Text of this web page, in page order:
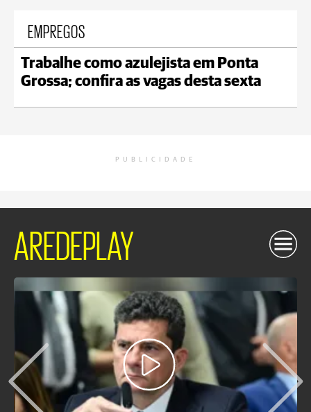
EMPREGOS
Trabalhe como azulejista em Ponta
Grossa; confira as vagas desta sexta
PUBLICIDADE
AREDEPLAY